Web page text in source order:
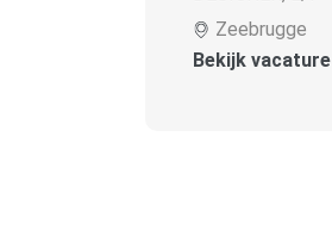
Zeebrugge
Bekijk vacature